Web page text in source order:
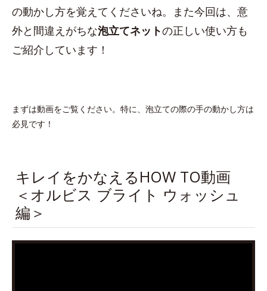
の動かし方を覚えてくださいね。また今回は、意
外と間違えがちな泡立てネットの正しい使い方も
ご紹介しています！
まずは動画をご覧ください。特に、泡立ての際の手の動かし方は
必見です！
キレイをかなえるHOW TO動画
＜オルビス ブライト ウォッシュ
編＞